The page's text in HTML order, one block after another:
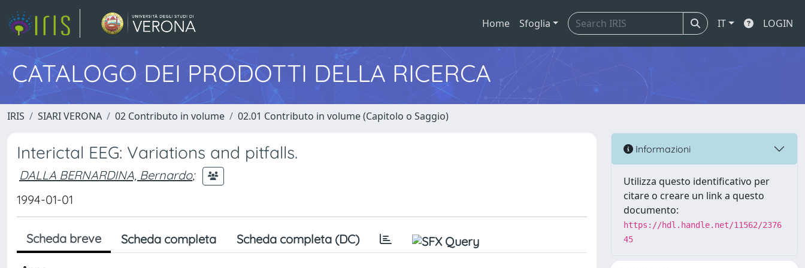
Home Sfoglia IT LOGIN
CATALOGO DEI PRODOTTI DELLA RICERCA
IRIS SIARI VERONA 02 Contributo in volume 02.01 Contributo in volume (Capitolo o Saggio)
Interictal EEG: Variations and pitfalls.
DALLA BERNARDINA, Bernardo;
1994-01-01
Scheda breve Scheda completa Scheda completa (DC)
Informazioni
Utilizza questo identificativo per
citare o creare un link a questo
documento:
https://hdl.handle.net/11562/2376
45